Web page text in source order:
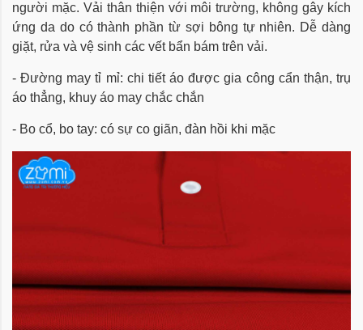
người mặc. Vải thân thiện với môi trường, không gây kích
ứng da do có thành phần từ sợi bông tự nhiên. Dễ dàng
giặt, rửa và vệ sinh các vết bẩn bám trên vải.
- Đường may tỉ mỉ: chi tiết áo được gia công cẩn thận, trụ
áo thẳng, khuy áo may chắc chắn
- Bo cổ, bo tay: có sự co giãn, đàn hồi khi mặc